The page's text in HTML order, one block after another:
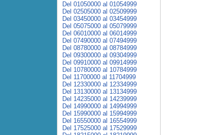
Del 01050000 al 01054999
Del 02505000 al 02509999
Del 03450000 al 03454999
Del 05075000 al 05079999
Del 06010000 al 06014999
Del 07490000 al 07494999
Del 08780000 al 08784999
Del 09300000 al 09304999
Del 09910000 al 09914999
Del 10780000 al 10784999
Del 11700000 al 11704999
Del 12330000 al 12334999
Del 13130000 al 13134999
Del 14235000 al 14239999
Del 14990000 al 14994999
Del 15990000 al 15994999
Del 16550000 al 16554999
Del 17525000 al 17529999